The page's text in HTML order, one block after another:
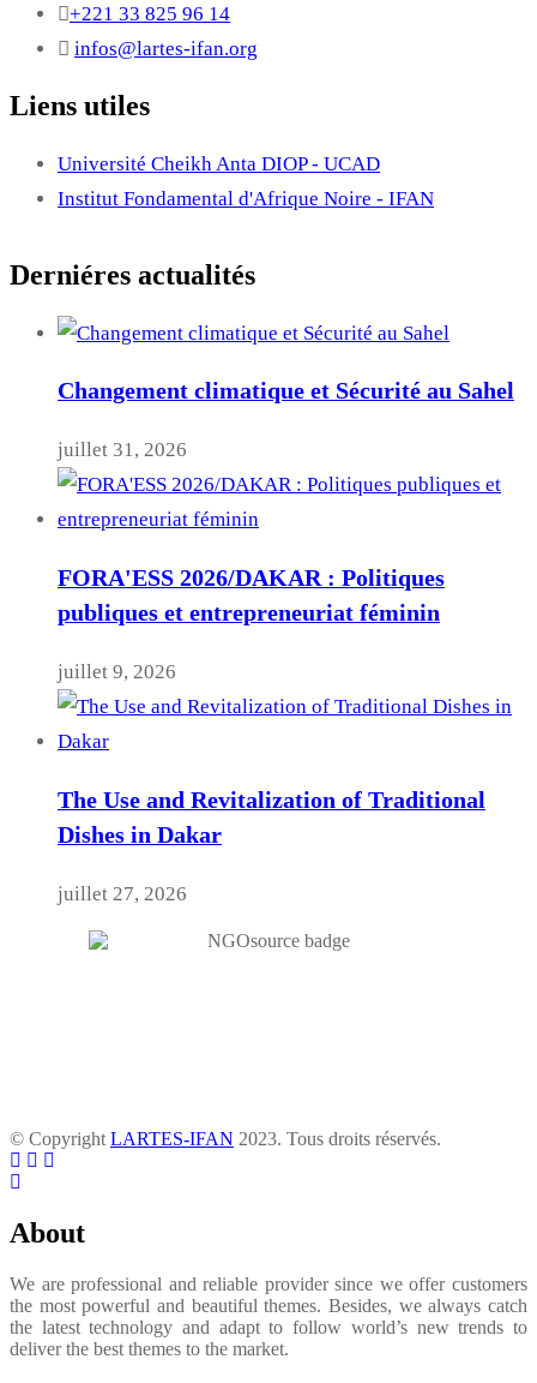
+221 33 825 96 14
infos@lartes-ifan.org
Liens utiles
Université Cheikh Anta DIOP - UCAD
Institut Fondamental d'Afrique Noire - IFAN
Derniéres actualités
Changement climatique et Sécurité au Sahel
juillet 31, 2026
FORA'ESS 2026/DAKAR : Politiques
publiques et entrepreneuriat féminin
juillet 9, 2026
The Use and Revitalization of Traditional
Dishes in Dakar
juillet 27, 2026
© Copyright LARTES-IFAN 2023. Tous droits réservés.
About
We are professional and reliable provider since we offer customers
the most powerful and beautiful themes. Besides, we always catch
the latest technology and adapt to follow world’s new trends to
deliver the best themes to the market.